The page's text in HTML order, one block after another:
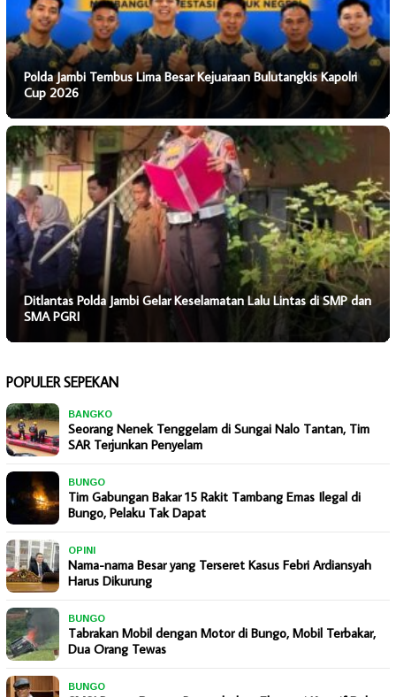
Polda Jambi Tembus Lima Besar Kejuaraan Bulutangkis Kapolri
Cup 2026
Ditlantas Polda Jambi Gelar Keselamatan Lalu Lintas di SMP dan
SMA PGRI
POPULER SEPEKAN
BANGKO
Seorang Nenek Tenggelam di Sungai Nalo Tantan, Tim
SAR Terjunkan Penyelam
BUNGO
Tim Gabungan Bakar 15 Rakit Tambang Emas Ilegal di
Bungo, Pelaku Tak Dapat
OPINI
Nama-nama Besar yang Terseret Kasus Febri Ardiansyah
Harus Dikurung
BUNGO
Tabrakan Mobil dengan Motor di Bungo, Mobil Terbakar,
Dua Orang Tewas
BUNGO